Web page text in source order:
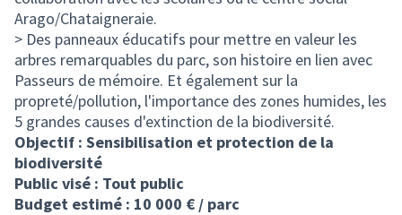
Arago/Chataigneraie.
> Des panneaux éducatifs pour mettre en valeur les
arbres remarquables du parc, son histoire en lien avec
Passeurs de mémoire. Et également sur la
propreté/pollution, l'importance des zones humides, les
5 grandes causes d'extinction de la biodiversité.
Objectif : Sensibilisation et protection de la
biodiversité
Public visé : Tout public
Budget estimé : 10 000 € / parc